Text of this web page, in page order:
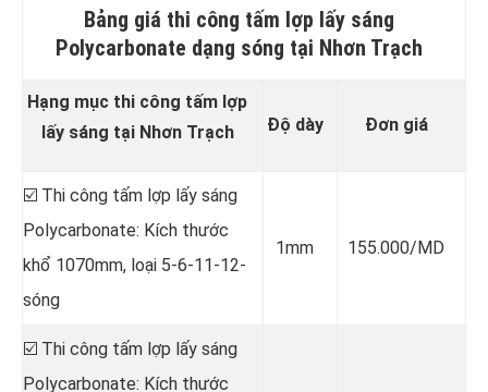
Bảng giá thi công tấm lợp lấy sáng
Polycarbonate dạng sóng tại Nhơn Trạch
Hạng mục thi công tấm lợp
lấy sáng tại Nhơn Trạch
Độ dày Đơn giá
☑️ Thi công tấm lợp lấy sáng
Polycarbonate: Kích thước
khổ 1070mm, loại 5-6-11-12-
sóng
1mm 155.000/MD
☑️ Thi công tấm lợp lấy sáng
Polycarbonate: Kích thước